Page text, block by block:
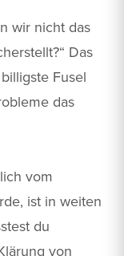
wir nicht das
Das
Fusel
das
vom
ist in weiten
du
von